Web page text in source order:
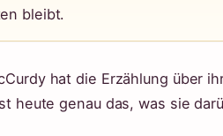
bleibt.
hat die Erzählung über
heute genau das, was sie